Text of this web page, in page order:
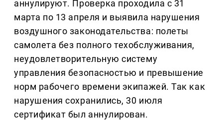
аннулируют. Проверка проходила с 31
марта по 13 апреля и выявила нарушения
воздушного законодательства: полеты
самолета без полного техобслуживания,
неудовлетворительную систему
управления безопасностью и превышение
норм рабочего времени экипажей. Так как
нарушения сохранились, 30 июля
сертификат был аннулирован.